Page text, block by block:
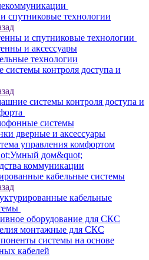
спутниковые технологии
и спутниковые технологии
и аксессуары
технологии
контроля доступа и
системы контроля доступа и
системы
дверные и аксессуары
управления комфортом
дом&quot;
коммуникации
кабельные системы
кабельные
оборудование для СКС
монтажные для СКС
системы на основе
кабелей